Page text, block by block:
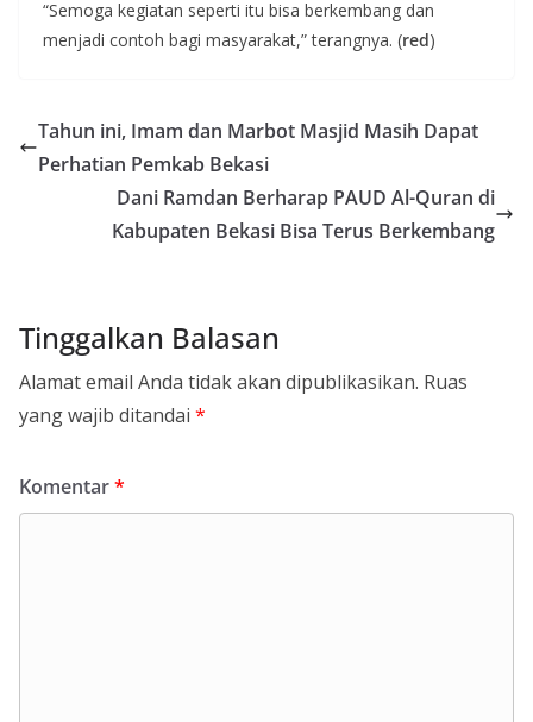
“Semoga kegiatan seperti itu bisa berkembang dan
menjadi contoh bagi masyarakat,” terangnya. (red)
Tahun ini, Imam dan Marbot Masjid Masih Dapat
Perhatian Pemkab Bekasi
Dani Ramdan Berharap PAUD Al-Quran di
Kabupaten Bekasi Bisa Terus Berkembang
Tinggalkan Balasan
Alamat email Anda tidak akan dipublikasikan. Ruas
yang wajib ditandai *
Komentar*